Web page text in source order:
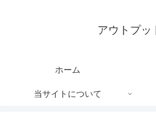
アウトプッ
ホーム
当サイトについて